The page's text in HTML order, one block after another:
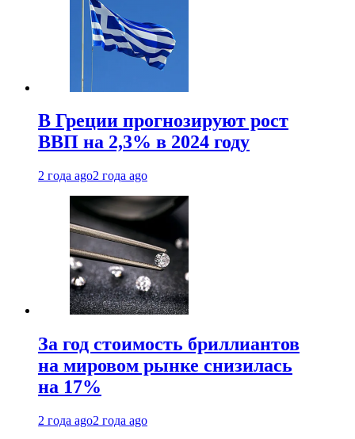
В Греции прогнозируют рост
ВВП на 2,3% в 2024 году
2 года ago2 года ago
За год стоимость бриллиантов
на мировом рынке снизилась
на 17%
2 года ago2 года ago